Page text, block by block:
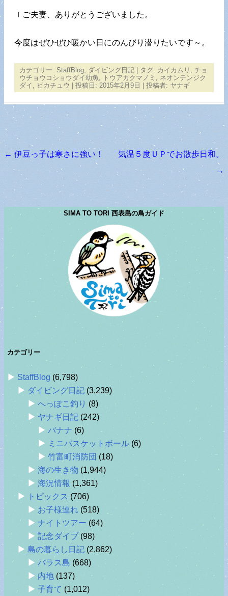
Ｉご夫妻、ありがとうございました。
今度はぜひぜひ暖かい日にのんびり潜りたいです～。
カテゴリー: StaffBlog, ダイビング日記 | タグ: カイカムリ , チョ
ウチョウコショウダイ幼魚, トウアカクマノミ , ネオンテンジク
ダイ , ピカチュウ | 投稿日: 2015年2月9日 投稿者: ヤナギ
投稿ナビゲーション
← 伊豆っ子は寒さに強い！
気温５度ＵＰでお散歩日和。
→
SIMA TO TORI 西表島の鳥ガイド
カテゴリー
StaffBlog (6,798)
ダイビング日記 (3,239)
へっぽこ釣り (8)
ヤナギ日記 (242)
バナナ (6)
ミニバスケットボール (6)
竹富町消防団 (18)
海の生き物 (1,944)
海況情報 (1,361)
トピックス (706)
お子様連れ (518)
ナイトツアー (64)
記念ダイブ(98)
島の暮らし日記 (2,862)
バラス島 (668)
内地 (137)
子育て (1,012)